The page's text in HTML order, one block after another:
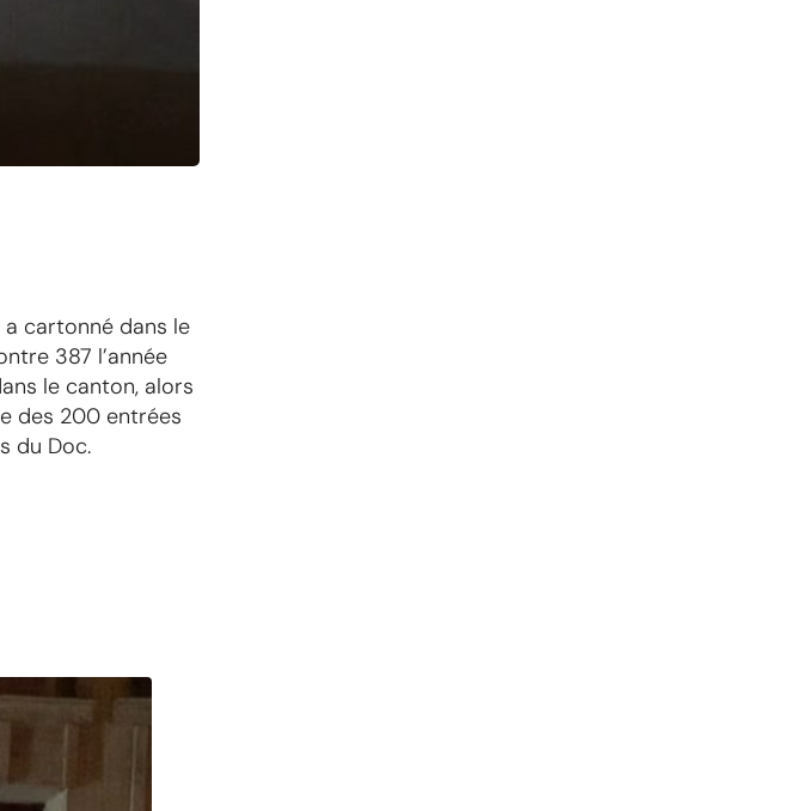
a cartonné dans le
387 l’année
le canton, alors
des 200 entrées
du Doc.